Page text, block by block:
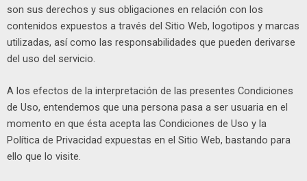
son sus derechos y sus obligaciones en relación con los
contenidos expuestos a través del Sitio Web, logotipos y marcas
utilizadas, así como las responsabilidades que pueden derivarse
del uso del servicio.
A los efectos de la interpretación de las presentes Condiciones
de Uso, entendemos que una persona pasa a ser usuaria en el
momento en que ésta acepta las Condiciones de Uso y la
Política de Privacidad expuestas en el Sitio Web, bastando para
ello que lo visite.